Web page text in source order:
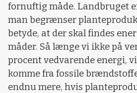
fornuftig måde. Landbruget
man begrænser
betyde, at der skal findes
måder. Så længe vi ikke på
procent vedvarende energi,
komme fra fossile
endnu mere, hvis